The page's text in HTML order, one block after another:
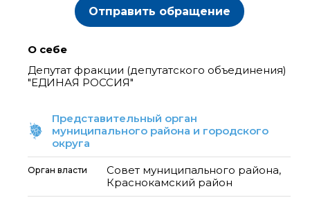
Отправить обращение
О себе
Депутат фракции (депутатского объединения)
"ЕДИНАЯ РОССИЯ"
Представительный орган
муниципального района и городского
округа
Орган власти
Совет муниципального района,
Краснокамский район